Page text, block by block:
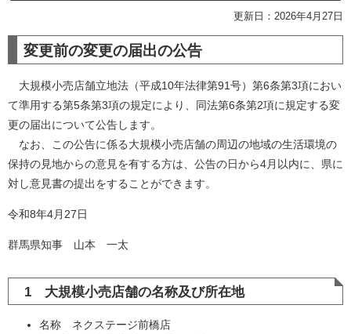
更新日：2026年4月27日
変更前の変更の届出の公告
大規模小売店舗立地法（平成10年法律第91号）第6条第3項におい
て準用する第5条第3項の規定により、同法第6条第2項に規定する変
更の届出について公告します。
なお、この公告に係る大規模小売店舗の周辺の地域の生活環境の
保持の見地からの意見を有する方は、公告の日から4月以内に、県に
対し意見書の提出をすることができます。
令和8年4月27日
群馬県知事 山本 一太
1 大規模小売店舗の名称及び所在地
名称 ネクステージ前橋店